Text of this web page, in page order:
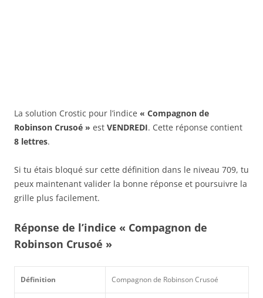
La solution Crostic pour l’indice « Compagnon de
Robinson Crusoé » est VENDREDI. Cette réponse contient
8 lettres.
Si tu étais bloqué sur cette définition dans le niveau 709, tu
peux maintenant valider la bonne réponse et poursuivre la
grille plus facilement.
Réponse de l’indice « Compagnon de
Robinson Crusoé »
Définition Compagnon de Robinson Crusoé